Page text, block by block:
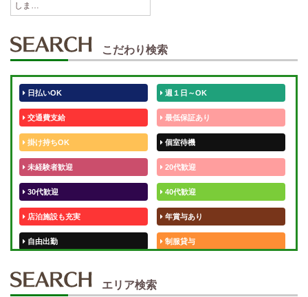
しま…
こだわり検索
日払いOK 週１日～OK
交通費支給 最低保証あり
掛け持ちOK 個室待機
未経験者歓迎 20代歓迎
30代歓迎 40代歓迎
店泊施設も充実 年賞与あり
自由出勤 制服貸与
エリア検索